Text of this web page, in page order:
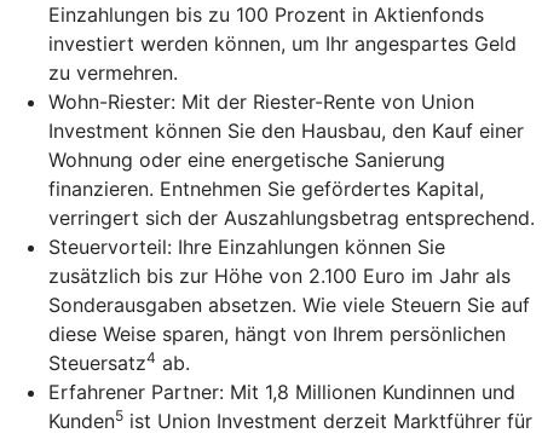
Einzahlungen bis zu 100 Prozent in Aktienfonds
investiert werden können, um Ihr angespartes Geld
zu vermehren.
Wohn-Riester: Mit der Riester-Rente von Union
Investment können Sie den Hausbau, den Kauf einer
Wohnung oder eine energetische Sanierung
finanzieren. Entnehmen Sie gefördertes Kapital,
verringert sich der Auszahlungsbetrag entsprechend.
Steuervorteil: Ihre Einzahlungen können Sie
zusätzlich bis zur Höhe von 2.100 Euro im Jahr als
Sonderausgaben absetzen. Wie viele Steuern Sie auf
diese Weise sparen, hängt von Ihrem persönlichen
Steuersatz4 ab.
Erfahrener Partner: Mit 1,8 Millionen Kundinnen und
Kunden5 ist Union Investment derzeit Marktführer für